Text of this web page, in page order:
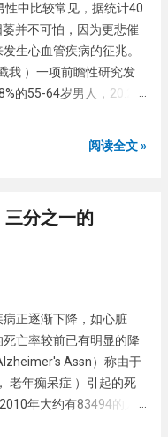
或者出汗较多，使用频率
者眼镜，不必要花哨，
护措施，可以去
infants-babies-and-
中比较常见，据统计40
并不可怕，因为更悲催
生心血管疾病的征兆。
我 ）一项前瞻性研究发
的55-64岁男人，20.2%
阳萎的男人可能发生缺
疾病的风险系统为1.92，
。 而且发生心血管疾病
增加的。因此作者强调
，有阳萎的男人发生心
建议经常常规的心血管
阅读全文 »
分之一的
正逐渐下降，如心脏
亡率较前已有明显的降
Assn）称由于
老年痴呆症 ）引起的死
年大约有83494的人